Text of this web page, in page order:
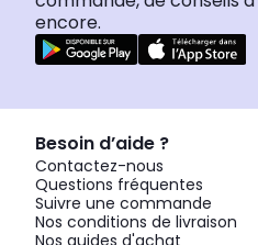
encore.
Besoin d’aide ?
Contactez-nous
Questions fréquentes
Suivre une commande
Nos conditions de livraison
Nos guides d'achat